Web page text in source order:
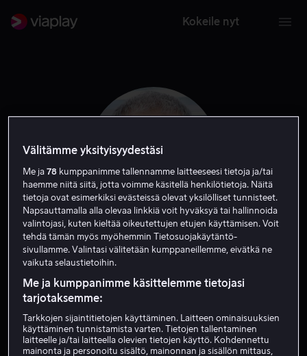
Kokeile nyt
Olivier Assayas
Ohjaaja Näyttelijä Kirjoittaja
Välitämme yksityisyydestäsi
Me ja78 kumppanimme tallennamme laitteeseesi tietoja ja/tai
haemme niitä siitä, jotta voimme käsitellä henkilötietoja. Näitä
tietoja ovat esimerkiksi evästeissä olevat yksilölliset tunnisteet.
Napsauttamalla alla olevaa linkkiä voit hyväksyä tai hallinnoida
valintojasi, kuten kieltää oikeutettujen etujen käyttämisen. Voit
tehdä tämän myös myöhemmin Tietosuojakäytäntö-
sivullamme. Valintasi välitetään kumppaneillemme, eivätkä ne
vaikuta selaustietoihin.
Me ja kumppanimme käsittelemme tietojasi
tarjotaksemme:
Tarkkojen sijaintitietojen käyttäminen. Laitteen ominaisuuksien
käyttäminen tunnistamista varten. Tietojen tallentaminen
laitteelle ja/tai laitteella olevien tietojen käyttö. Kohdennettu
mainonta ja personoitu sisältö, mainonnan ja sisällön mittaus,